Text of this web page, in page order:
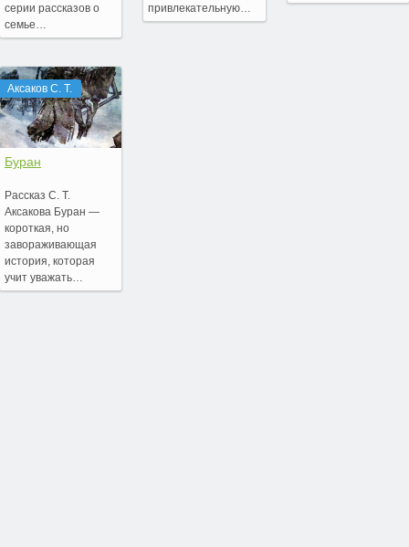
серии рассказов о
семье…
Аксаков С. Т.
Буран
Рассказ С. Т.
Аксакова Буран —
короткая, но
завораживающая
история, которая
учит уважать…
привлекательную…